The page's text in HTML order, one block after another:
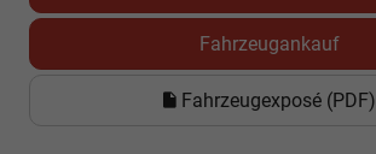
Fahrzeugankauf
Fahrzeugexposé (PDF)